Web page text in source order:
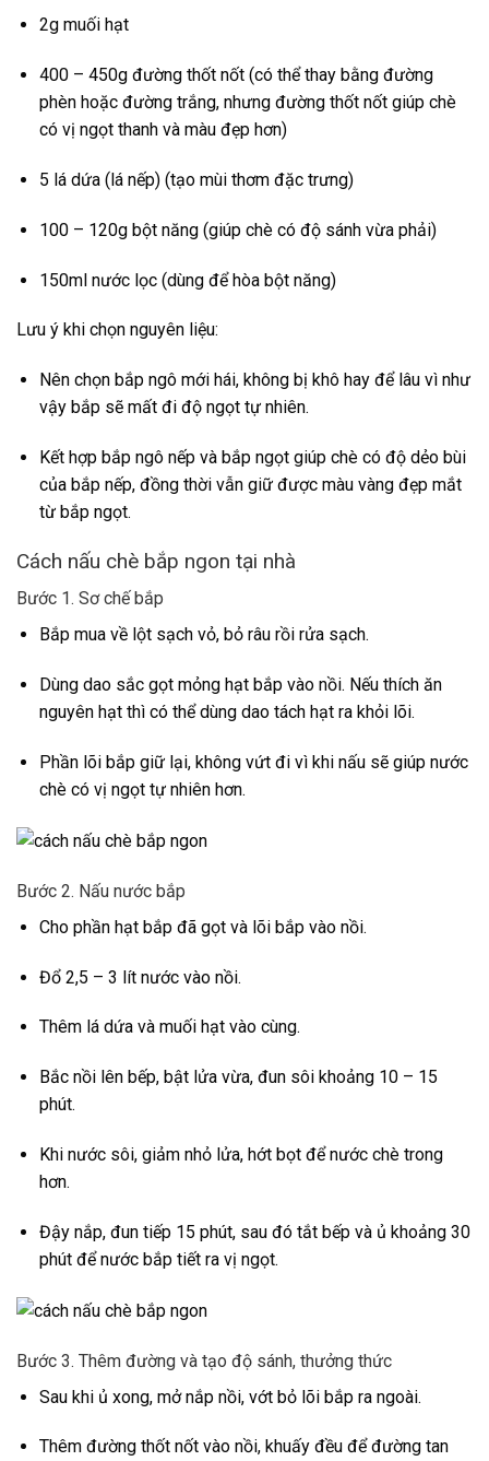
2g muối hạt
400 – 450g đường thốt nốt (có thể thay bằng đường
phèn hoặc đường trắng, nhưng đường thốt nốt giúp chè
có vị ngọt thanh và màu đẹp hơn)
5 lá dứa (lá nếp) (tạo mùi thơm đặc trưng)
100 – 120g bột năng (giúp chè có độ sánh vừa phải)
150ml nước lọc (dùng để hòa bột năng)
Lưu ý khi chọn nguyên liệu:
Nên chọn bắp ngô mới hái, không bị khô hay để lâu vì như
vậy bắp sẽ mất đi độ ngọt tự nhiên.
Kết hợp bắp ngô nếp và bắp ngọt giúp chè có độ dẻo bùi
của bắp nếp, đồng thời vẫn giữ được màu vàng đẹp mắt
từ bắp ngọt.
Cách nấu chè bắp ngon tại nhà
Bước 1. Sơ chế bắp
Bắp mua về lột sạch vỏ, bỏ râu rồi rửa sạch.
Dùng dao sắc gọt mỏng hạt bắp vào nồi. Nếu thích ăn
nguyên hạt thì có thể dùng dao tách hạt ra khỏi lõi.
Phần lõi bắp giữ lại, không vứt đi vì khi nấu sẽ giúp nước
chè có vị ngọt tự nhiên hơn.
Bước 2. Nấu nước bắp
Cho phần hạt bắp đã gọt và lõi bắp vào nồi.
Đổ 2,5 – 3 lít nước vào nồi.
Thêm lá dứa và muối hạt vào cùng.
Bắc nồi lên bếp, bật lửa vừa, đun sôi khoảng 10 – 15
phút.
Khi nước sôi, giảm nhỏ lửa, hớt bọt để nước chè trong
hơn.
Đậy nắp, đun tiếp 15 phút, sau đó tắt bếp và ủ khoảng 30
phút để nước bắp tiết ra vị ngọt.
Bước 3. Thêm đường và tạo độ sánh, thưởng thức
Sau khi ủ xong, mở nắp nồi, vớt bỏ lõi bắp ra ngoài.
Thêm đường thốt nốt vào nồi, khuấy đều để đường tan